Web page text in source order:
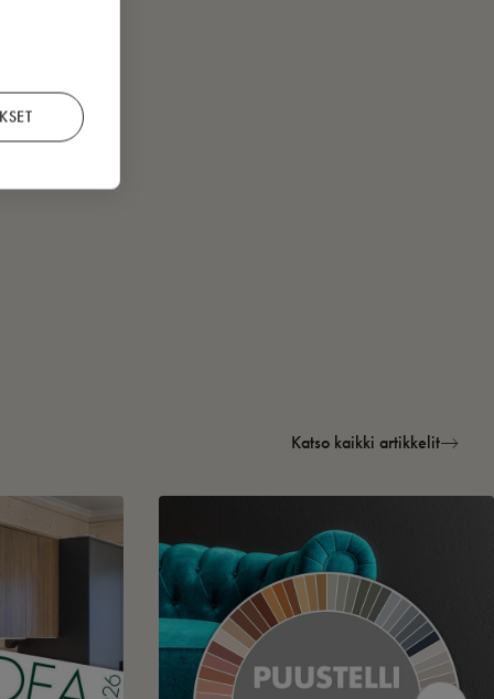
Katso kaikki artikkelit